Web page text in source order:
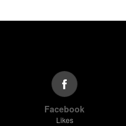
Facebook
Likes